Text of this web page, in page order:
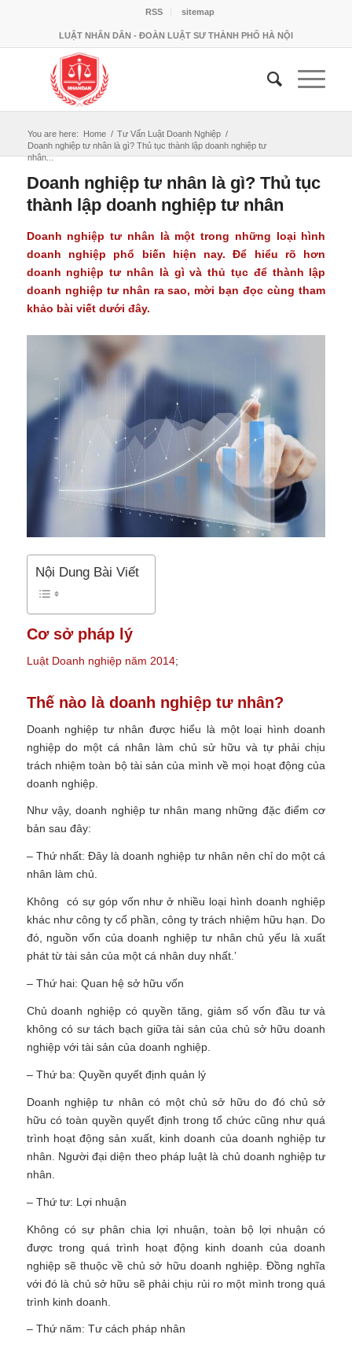
RSS sitemap
LUẬT NHÂN DÂN - ĐOÀN LUẬT SƯ THÀNH PHỐ HÀ NỘI
You are here: Home / Tư Vấn Luật Doanh Nghiệp /
Doanh nghiệp tư nhân là gì? Thủ tục thành lập doanh nghiệp tư
nhân...
Doanh nghiệp tư nhân là gì? Thủ tục
thành lập doanh nghiệp tư nhân
Doanh nghiệp tư nhân là một trong những loại hình
doanh nghiệp phổ biến hiện nay. Để hiểu rõ hơn
doanh nghiệp tư nhân là gì và thủ tục để thành lập
doanh nghiệp tư nhân ra sao, mời bạn đọc cùng tham
khảo bài viết dưới đây.
Nội Dung Bài Viết
Cơ sở pháp lý
Luật Doanh nghiệp năm 2014;
Thế nào là doanh nghiệp tư nhân?
Doanh nghiệp tư nhân được hiểu là một loại hình doanh
nghiệp do một cá nhân làm chủ sử hữu và tự phải chịu
trách nhiệm toàn bộ tài sản của mình về mọi hoạt động của
doanh nghiệp.
Như vậy, doanh nghiệp tư nhân mang những đặc điểm cơ
bản sau đây:
– Thứ nhất: Đây là doanh nghiệp tư nhân nên chỉ do một cá
nhân làm chủ.
Không có sự góp vốn như ở nhiều loại hình doanh nghiệp
khác như công ty cổ phần, công ty trách nhiệm hữu hạn. Do
đó, nguồn vốn của doanh nghiệp tư nhân chủ yếu là xuất
phát từ tài sản của một cá nhân duy nhất.’
– Thứ hai: Quan hệ sở hữu vốn
Chủ doanh nghiệp có quyền tăng, giảm số vốn đầu tư và
không có sư tách bạch giữa tài sản của chủ sở hữu doanh
nghiệp với tài sản của doanh nghiệp.
– Thứ ba: Quyền quyết định quản lý
Doanh nghiệp tư nhân có một chủ sở hữu do đó chủ sở
hữu có toàn quyền quyết định trong tổ chức cũng như quá
trình hoạt động sản xuất, kinh doanh của doanh nghiệp tư
nhân. Người đại diện theo pháp luật là chủ doanh nghiệp tư
nhân.
– Thứ tư: Lợi nhuận
Không có sự phân chia lợi nhuận, toàn bộ lợi nhuận có
được trong quá trình hoạt động kinh doanh của doanh
nghiệp sẽ thuộc về chủ sở hữu doanh nghiệp. Đồng nghĩa
với đó là chủ sở hữu sẽ phải chịu rủi ro một mình trong quá
trình kinh doanh.
– Thứ năm: Tư cách pháp nhân